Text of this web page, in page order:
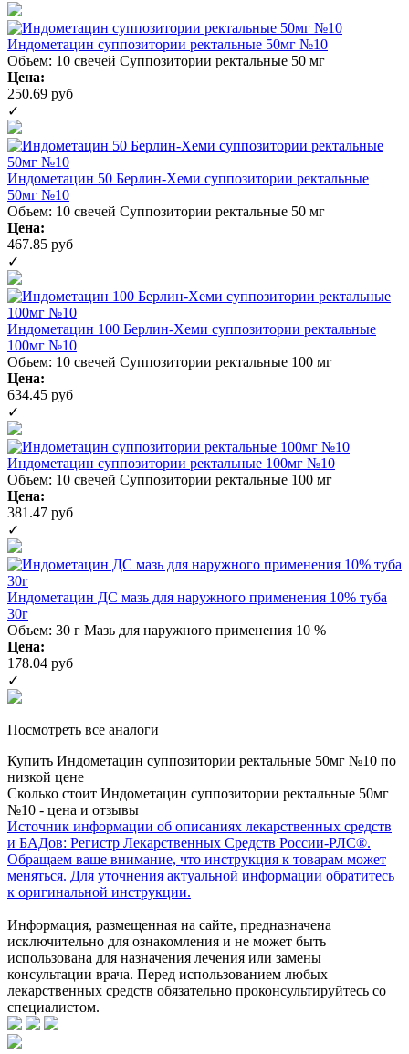
Индометацин суппозитории ректальные 50мг №10
Объем: 10 свечей Суппозитории ректальные 50 мг
Цена:
250.69 руб
✓
Индометацин 50 Берлин-Хеми суппозитории ректальные
50мг №10
Объем: 10 свечей Суппозитории ректальные 50 мг
Цена:
467.85 руб
✓
Индометацин 100 Берлин-Хеми суппозитории ректальные
100мг №10
Объем: 10 свечей Суппозитории ректальные 100 мг
Цена:
634.45 руб
✓
Индометацин суппозитории ректальные 100мг №10
Объем: 10 свечей Суппозитории ректальные 100 мг
Цена:
381.47 руб
✓
Индометацин ДС мазь для наружного применения 10% туба
30г
Объем: 30 г Мазь для наружного применения 10 %
Цена:
178.04 руб
✓
Посмотреть все аналоги
Купить Индометацин суппозитории ректальные 50мг №10 по
низкой цене
Сколько стоит Индометацин суппозитории ректальные 50мг
№10 - цена и отзывы
Источник информации об описаниях лекарственных средств
и БАДов: Регистр Лекарственных Средств России-РЛС®.
Обращаем ваше внимание, что инструкция к товарам может
меняться. Для уточнения актуальной информации обратитесь
к оригинальной инструкции.
Информация, размещенная на сайте, предназначена
исключительно для ознакомления и не может быть
использована для назначения лечения или замены
консультации врача. Перед использованием любых
лекарственных средств обязательно проконсультируйтесь со
специалистом.